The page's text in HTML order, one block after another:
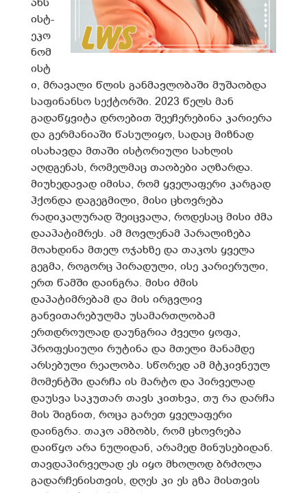
ანს
ისტ-
ეკო
ნომ
ისტ
ი, მრავალი წლის განმავლობაში მუშაობდა
საფინანსო სექტორში. 2023 წელს მან
გადაწყვიტა დროებით შეეჩერებინა კარიერა
და გერმანიაში წასულიყო, სადაც მიზნად
ისახავდა მთაში ისტორიული სახლის
აღდგენას, რომელმაც თაობები აღზარდა.
მიუხედავად იმისა, რომ ყველაფერი კარგად
ჰქონდა დაგეგმილი, მისი ცხოვრება
რადიკალურად შეიცვალა, როდესაც მისი ძმა
დააპატიმრეს. ამ მოვლენამ პარალიზება
მოახდინა მთელ ოჯახზე და თაკოს ყველა
გეგმა, როგორც პირადული, ისე კარიერული,
ერთ წამში დაინგრა. მისი ძმის
დაპატიმრებამ და მის ირგვლივ
განვითარებულმა უსამართლობამ
ერთდროულად დაუნგრია ძველი ყოფა,
პროფესიული რუტინა და მთელი მანამდე
არსებული რეალობა. სწორედ ამ მტკივნეულ
მომენტში დარჩა ის მარტო და პირველად
დაუსვა საკუთარ თავს კითხვა, თუ რა დარჩა
მის შიგნით, როცა გარეთ ყველაფერი
დაინგრა. თაკო ამბობს, რომ ცხოვრება
დაიწყო არა ნულიდან, არამედ მინუსებიდან.
თავდაპირველად ეს იყო მხოლოდ ბრძოლა
გადარჩენისთვის, დღეს კი ეს გზა მისთვის